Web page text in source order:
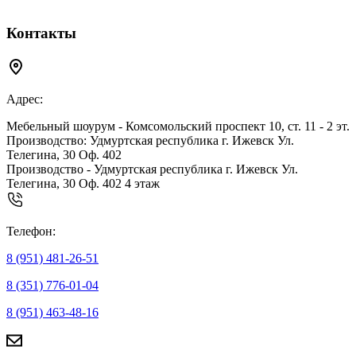
Контакты
Адрес:
Мебельный шоурум - Комсомольский проспект 10, ст. 11 - 2 эт.
Производство: Удмуртская республика г. Ижевск Ул.
Телегина, 30 Оф. 402
Производство - Удмуртская республика г. Ижевск Ул.
Телегина, 30 Оф. 402 4 этаж
Телефон:
8 (951) 481-26-51
8 (351) 776-01-04
8 (951) 463-48-16